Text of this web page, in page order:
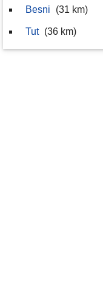
Besni (31 km)
Tut (36 km)